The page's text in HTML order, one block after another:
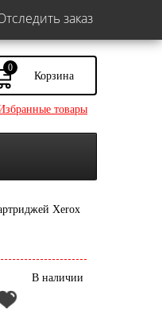
заказ
0
товары
Xerox
В наличии